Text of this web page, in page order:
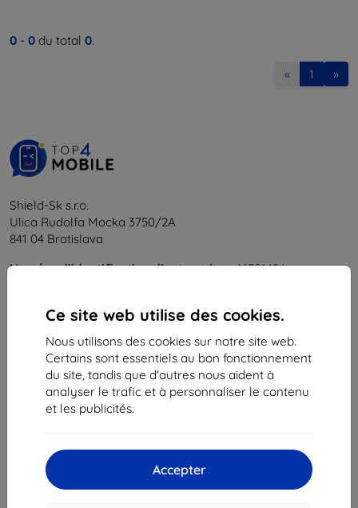
Ce site web utilise des cookies.
Nous utilisons des cookies sur notre site web.
Certains sont essentiels au bon fonctionnement
du site, tandis que d'autres nous aident à
analyser le trafic et à personnaliser le contenu
et les publicités.
Accepter
0 - 0 du total 0.
« 1 »
Shield-Sk s.r.o.
Ulica Rudolfa Mocka 3750/2A
841 04 Bratislava
Numéro d’identification d’entreprise :46701494
Contacts
info@top4mobile.eu
Contactez-nous
En ligne8h00 – 16h00
Samedi et dimanche :